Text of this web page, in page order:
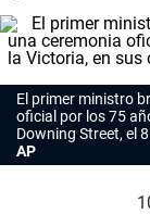
El primer ministro
oficial por los 75
Downing Street, el
AP